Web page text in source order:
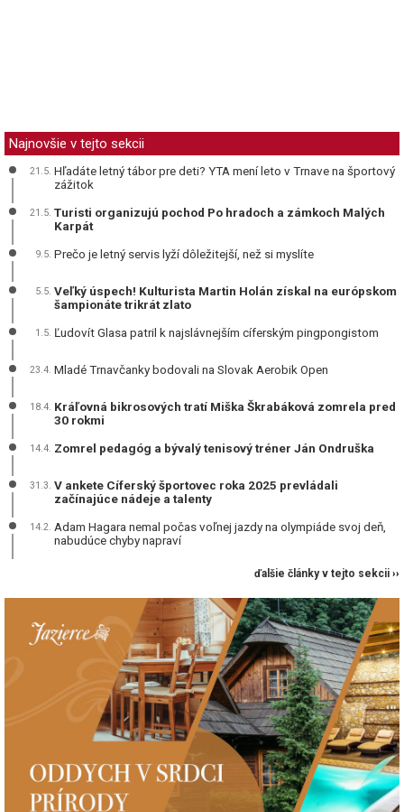
Najnovšie v tejto sekcii
21.5. Hľadáte letný tábor pre deti? YTA mení leto v Trnave na športový
zážitok
21.5. Turisti organizujú pochod Po hradoch a zámkoch Malých
Karpát
9.5. Prečo je letný servis lyží dôležitejší, než si myslíte
5.5. Veľký úspech! Kulturista Martin Holán získal na európskom
šampionáte trikrát zlato
1.5. Ľudovít Glasa patril k najslávnejším cíferským pingpongistom
23.4. Mladé Trnavčanky bodovali na Slovak Aerobik Open
18.4. Kráľovná bikrosových tratí Miška Škrabáková zomrela pred
30 rokmi
14.4. Zomrel pedagóg a bývalý tenisový tréner Ján Ondruška
31.3. V ankete Cíferský športovec roka 2025 prevládali
začínajúce nádeje a talenty
14.2.
Adam Hagara nemal počas voľnej jazdy na olympiáde svoj deň,
nabudúce chyby napraví
ďalšie články v tejto sekcii ››